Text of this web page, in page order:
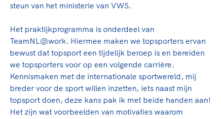
de sportschool te gaan. Door samen te juichen
voor Sifan Hassan, Rico Verhoeven, Diede de
Groot en het Nederlands Elftal. Of met trots te
genieten van de karatewedstrijd van je dochter,
de halve marathon van je moeder of de
hockeywedstrijd van je buurjongen.
Lees verder
Samen voor een veilige
sportomgeving
Voor welk gedrag staat de club? Wat mag wel
langs de lijn, in de kleedkamer, kantine en online?
En wat mag vooral niet? Een gedragscode geeft
De TeamNL Academie
De TeamNL Academie biedt een leer- en
ontwikkelprogramma voor de volgende functies
binnen TeamNL programma's: experts, coaches,
bestuurders, (technisch) directeuren, managers en
toekomstig kader.
Lees verder
steun van het ministerie van VWS.
Het praktijkprogramma is onderdeel van
TeamNL@work. Hiermee maken we topsporters ervan
bewust dat topsport een tijdelijk beroep is en bereiden
we topsporters voor op een volgende carrière.
Kennismaken met de internationale sportwereld, mij
breder voor de sport willen inzetten, iets naast mijn
topsport doen, deze kans pak ik met beide handen aan!
Het zijn wat voorbeelden van motivaties waarom